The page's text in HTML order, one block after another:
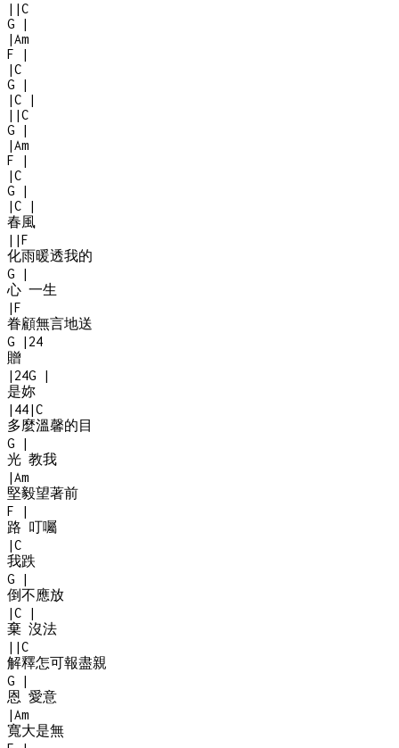
| |C
G
|
|Am
F
|
|C
G
|
|C
|
| |C
G
|
|Am
F
|
|C
G
|
|C
|
春風
| |F
化雨暖透我的
G
|
心 一生
|F
眷顧無言地送
G
| 24
贈
| 24G
|
是妳
| 44|C
多麼溫馨的目
G
|
光 教我
|Am
堅毅望著前
F
|
路 叮囑
|C
我跌
G
|
倒不應放
|C
|
棄 沒法
| |C
解釋怎可報盡親
G
|
恩 愛意
|Am
寬大是無